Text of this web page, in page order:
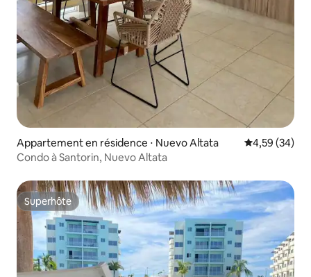
Appartement en résidence ⋅ Nuevo Altata Évaluation
4,59 (34)
Condo à Santorin, Nuevo Altata
Superhôte
Superhôte